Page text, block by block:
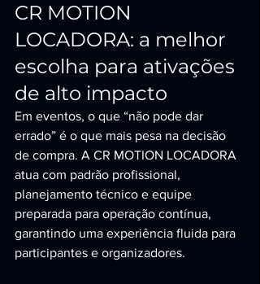
CR MOTION
LOCADORA: a melhor
escolha para ativações
de alto impacto
Em eventos, o que “não pode dar
errado” é o que mais pesa na decisão
de compra. A CR MOTION LOCADORA
atua com padrão profissional,
planejamento técnico e equipe
preparada para operação contínua,
garantindo uma experiência fluida para
participantes e organizadores.